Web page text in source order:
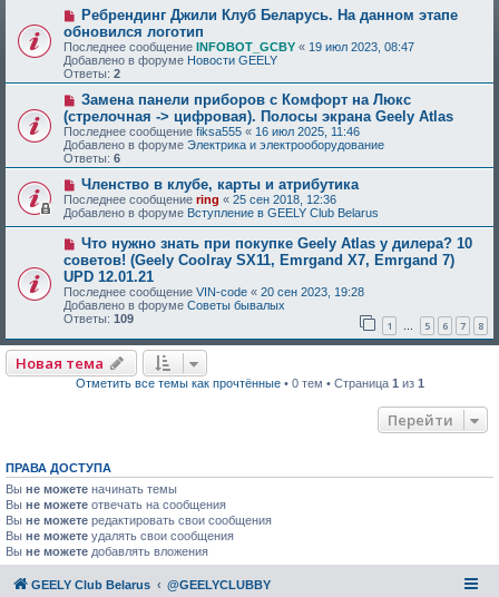
Ребрендинг Джили Клуб Беларусь. На данном этапе
обновился логотип
Последнее сообщение INFOBOT_GCBY « 19 июл 2023, 08:47
Добавлено в форуме Новости GEELY
Ответы: 2
Замена панели приборов с Комфорт на Люкс
(стрелочная -> цифровая). Полосы экрана Geely Atlas
Последнее сообщение fiksa555 « 16 июл 2025, 11:46
Добавлено в форуме Электрика и электрооборудование
Ответы: 6
Членство в клубе, карты и атрибутика
Последнее сообщение ring « 25 сен 2018, 12:36
Добавлено в форуме Вступление в GEELY Club Belarus
Что нужно знать при покупке Geely Atlas у дилера? 10
советов! (Geely Coolray SX11, Emrgand X7, Emrgand 7)
UPD 12.01.21
Последнее сообщение VIN-code « 20 сен 2023, 19:28
Добавлено в форуме Советы бывалых
Ответы: 109 1 … 5 6 7 8
Новая тема
Отметить все темы как прочтённые• 0 тем • Страница 1 из 1
Перейти
ПРАВА ДОСТУПА
Вы не можете начинать темы
Вы не можете отвечать на сообщения
Вы не можете редактировать свои сообщения
Вы не можете удалять свои сообщения
Вы не можете добавлять вложения
GEELY Club Belarus @GEELYCLUBBY